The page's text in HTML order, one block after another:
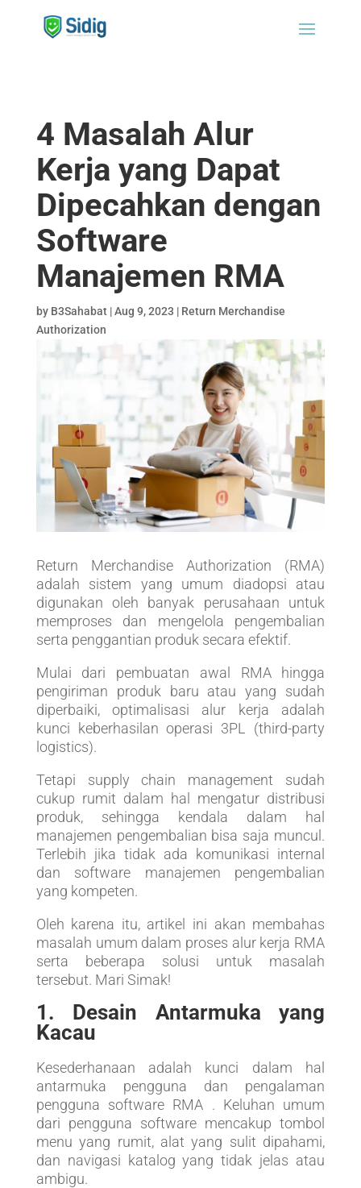
4 Masalah Alur
Kerja yang Dapat
Dipecahkan dengan
Software
Manajemen RMA
by B3Sahabat|Aug 9, 2023 | Return Merchandise
Authorization
Return Merchandise Authorization (RMA)
adalah sistem yang umum diadopsi atau
digunakan oleh banyak perusahaan untuk
memproses dan mengelola pengembalian
serta penggantian produk secara efektif.
Mulai dari pembuatan awal RMA hingga
pengiriman produk baru atau yang sudah
diperbaiki, optimalisasi alur kerja adalah
kunci keberhasilan operasi 3PL (third-party
logistics).
Tetapi supply chain management sudah
cukup rumit dalam hal mengatur distribusi
produk, sehingga kendala dalam hal
manajemen pengembalian bisa saja muncul.
Terlebih jika tidak ada komunikasi internal
dan software manajemen pengembalian
yang kompeten.
Oleh karena itu, artikel ini akan membahas
masalah umum dalam proses alur kerja RMA
serta beberapa solusi untuk masalah
tersebut. Mari Simak!
1. Desain Antarmuka yang
Kacau
Kesederhanaan adalah kunci dalam hal
antarmuka pengguna dan pengalaman
pengguna software RMA . Keluhan umum
dari pengguna software mencakup tombol
menu yang rumit, alat yang sulit dipahami,
dan navigasi katalog yang tidak jelas atau
ambigu.